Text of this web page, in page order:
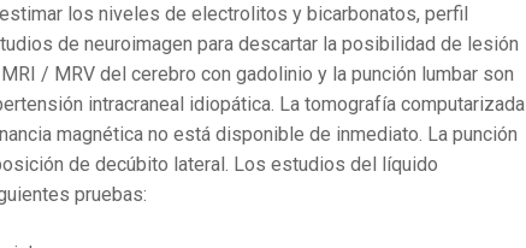
los niveles de electrolitos y bicarbonatos, perfil
de neuroimagen para descartar la posibilidad de lesión
/ MRV del cerebro con gadolinio y la punción lumbar son
intracraneal idiopática. La tomografía computarizada
magnética no está disponible de inmediato. La punción
de decúbito lateral. Los estudios del líquido
pruebas: